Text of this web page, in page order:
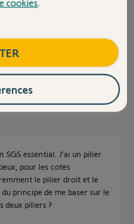
sera = axe gond/battant.
essential. J’ai un pilier
pour les cotes
le pilier droit et le
principe de me baser sur le
deux piliers ?